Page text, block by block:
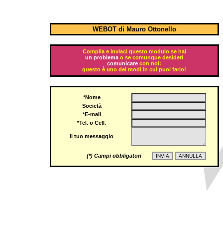
WEBOT di Mauro Ottonello
Compila e inviaci questo modulo se hai
un problema o se comunque desideri
comunicare con noi:
questo è uno dei modi in cui puoi farlo!
*Nome
Società
*E-mail
*Tel. o Cell.
Il tuo messaggio
(*) Campi obbligatori